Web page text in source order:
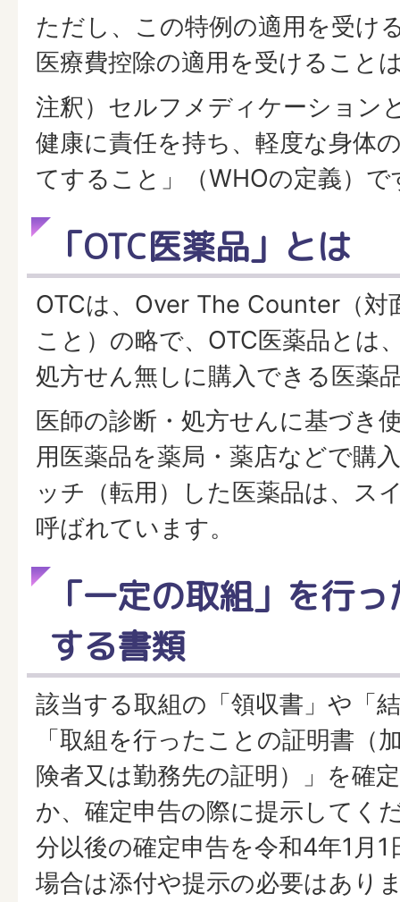
ただし、この特例の適用を受け
医療費控除の適用を受けること
注釈）セルフメディケーション
健康に責任を持ち、軽度な身体
てすること」（WHOの定義）で
「OTC医薬品」とは
OTCは、Over The Counter（対
こと）の略で、OTC医薬品とは
処方せん無しに購入できる医薬
医師の診断・処方せんに基づき
用医薬品を薬局・薬店などで購
ッチ（転用）した医薬品は、ス
呼ばれています。
「一定の取組」を行
する書類
該当する取組の「領収書」や「
「取組を行ったことの証明書（
険者又は勤務先の証明）」を確
か、確定申告の際に提示してく
分以後の確定申告を令和4年1月
場合は添付や提示の必要はあり